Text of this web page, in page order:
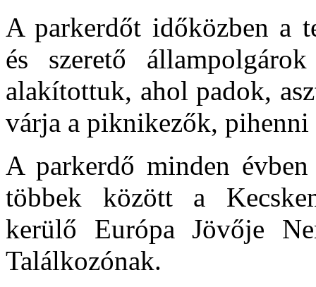
A parkerdőt időközben a
és szerető
alakítottuk, ahol padok,
várja a piknikezők,
A parkerdő minden
többek között a
kerülő Európa Jövője
Találkozónak.